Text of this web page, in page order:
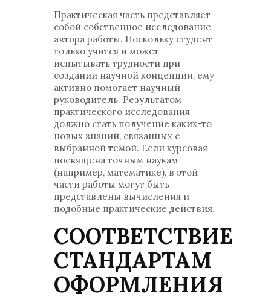
Практическая часть представляет
собой собственное исследование
автора работы. Поскольку студент
только учится и может
испытывать трудности при
создании научной концепции, ему
активно помогает научный
руководитель. Результатом
практического исследования
должно стать получение каких-то
новых знаний, связанных с
выбранной темой. Если курсовая
посвящена точным наукам
(например, математике), в этой
части работы могут быть
представлены вычисления и
подобные практические действия.
СООТВЕТСТВИЕ
СТАНДАРТАМ
ОФОРМЛЕНИЯ